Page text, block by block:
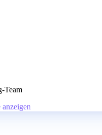
Team